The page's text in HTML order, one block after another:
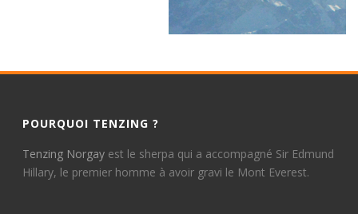
POURQUOI TENZING ?
Tenzing Norgay est le sherpa qui a accompagné Sir Edmund
Hillary, le premier homme à avoir gravi le Mont Everest.